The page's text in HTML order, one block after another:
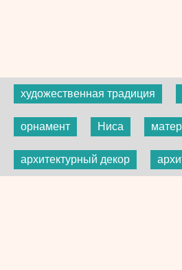
художественная традиция
орнамент Ниса
архитектурный декор